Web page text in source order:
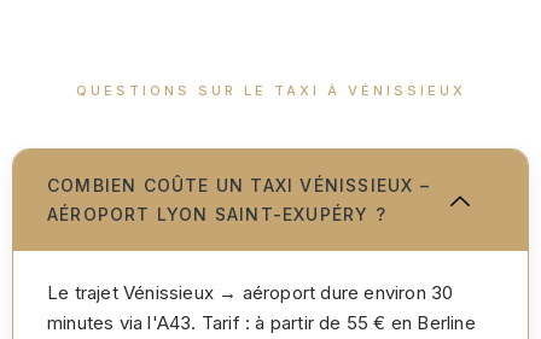
QUESTIONS SUR LE TAXI À VÉNISSIEUX
COMBIEN COÛTE UN TAXI VÉNISSIEUX –
AÉROPORT LYON SAINT-EXUPÉRY ?
Le trajet Vénissieux → aéroport dure environ 30
minutes via l'A43. Tarif : à partir de 55 € en Berline